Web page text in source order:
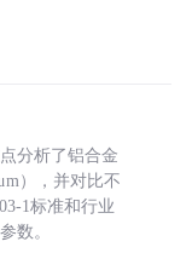
分析了铝合金
），并对比不
1标准和行业
数。